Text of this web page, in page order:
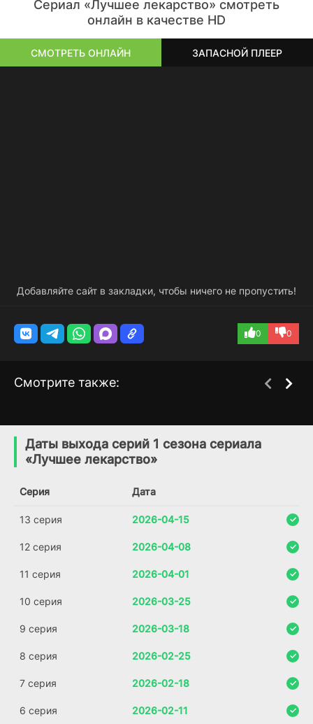
Сериал «Лучшее лекарство» смотреть
онлайн в качестве HD
СМОТРЕТЬ ОНЛАЙН ЗАПАСНОЙ ПЛЕЕР
Добавляйте сайт в закладки, чтобы ничего не пропустить!
0 0
Смотрите также:
7.6 7.2
Даты выхода серий 1 сезона сериала
«Лучшее лекарство»
Серия Дата
13 серия 2026-04-15
12 серия 2026-04-08
11 серия 2026-04-01
10 серия 2026-03-25
9 серия 2026-03-18
8 серия 2026-02-25
7 серия 2026-02-18
6 серия 2026-02-11